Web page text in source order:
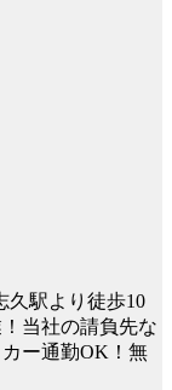
駅より徒歩10
当社の請負先な
ー通勤OK！無